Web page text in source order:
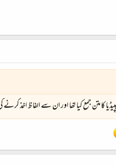
کا متن جمع کیا تھا اور ان سے الفاظ